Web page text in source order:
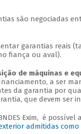
são negociadas
garantias reais
fiança ou aval).
de máquinas e
a ser
da garantia por
que devem ser
Exim, é
admitidas